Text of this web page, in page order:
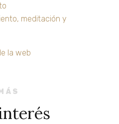
meditación y
la web